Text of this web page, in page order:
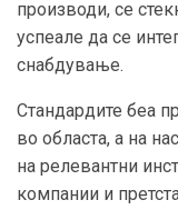
производи, се
успеале да се
снабдување.
Стандардите беа
во областа, а на
на релевантни
компании и